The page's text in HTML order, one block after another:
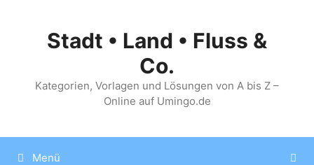
springenStadt • Land • Fluss &
Co.
Kategorien, Vorlagen und Lösungen von A bis Z –
Online auf Umingo.de
Menü